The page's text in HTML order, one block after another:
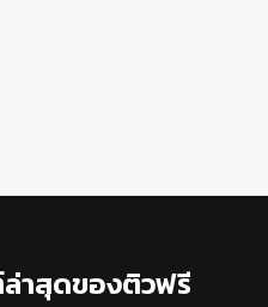
าสุดของติวฟรี